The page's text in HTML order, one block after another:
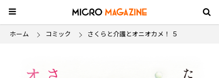
ホーム コミック さくらと介護とオニオカメ！ ５